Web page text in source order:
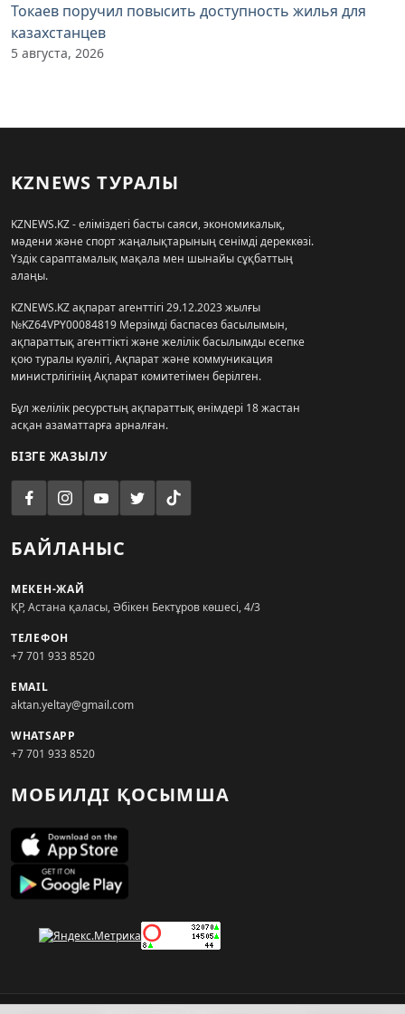
Токаев поручил повысить доступность жилья для
казахстанцев
5 августа, 2026
KZNEWS ТУРАЛЫ
KZNEWS.KZ - еліміздегі басты саяси, экономикалық,
мәдени және спорт жаңалықтарының сенімді дереккөзі.
Үздік сараптамалық мақала мен шынайы сұқбаттың
алаңы.
KZNEWS.KZ ақпарат агенттігі 29.12.2023 жылғы
№KZ64VPY00084819 Мерзімді баспасөз басылымын,
ақпараттық агенттікті және желілік басылымды есепке
қою туралы куәлігі, Ақпарат және коммуникация
министрлігінің Ақпарат комитетімен берілген.
Бұл желілік ресурстың ақпараттық өнімдері 18 жастан
асқан азаматтарға арналған.
БІЗГЕ ЖАЗЫЛУ
БАЙЛАНЫС
МЕКЕН-ЖАЙ
ҚР, Астана қаласы, Әбікен Бектұров көшесі, 4/3
ТЕЛЕФОН
+7 701 933 8520
EMAIL
aktan.yeltay@gmail.com
WHATSAPP
+7 701 933 8520
МОБИЛДІ ҚОСЫМША